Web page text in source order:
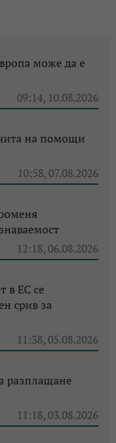
може да е
09:14, 10.08.2026
на помощи
10:58, 07.08.2026
12:18, 06.08.2026
в ЕС се
срив за
11:38, 05.08.2026
разплащане
11:18, 03.08.2026